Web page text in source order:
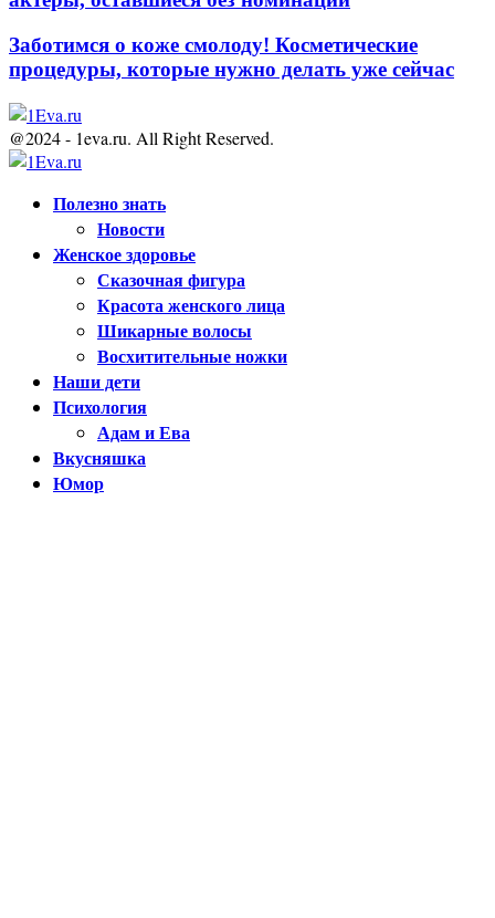
Заботимся о коже смолоду! Косметические
процедуры, которые нужно делать уже сейчас
@2024 - 1eva.ru. All Right Reserved.
Полезно знать
Новости
Женское здоровье
Сказочная фигура
Красота женского лица
Шикарные волосы
Восхитительные ножки
Наши дети
Психология
Адам и Ева
Вкусняшка
Юмор